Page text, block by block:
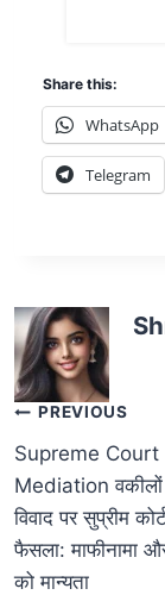
Share this:
WhatsApp
Telegram
PREVIOUS
Supreme Court
Mediation
विवाद पर सुप्रीम
फैसला: माफीनामा
को मान्यता